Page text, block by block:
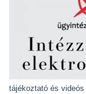
tájékoztató és